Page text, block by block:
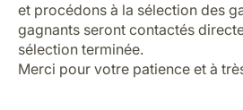
et procédons à la sélection des
gagnants seront contactés
sélection terminée.
Merci pour votre patience et à